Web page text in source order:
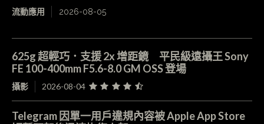
流動應用 2026-08-05
625g 超輕巧．支援 2x 增距鏡 平民級遠攝王 Sony
FE 100-400mm F5.6-8.0 GM OSS 登場
攝影 2026-08-04
Telegram 因單一用戶違規內容被 Apple App Store